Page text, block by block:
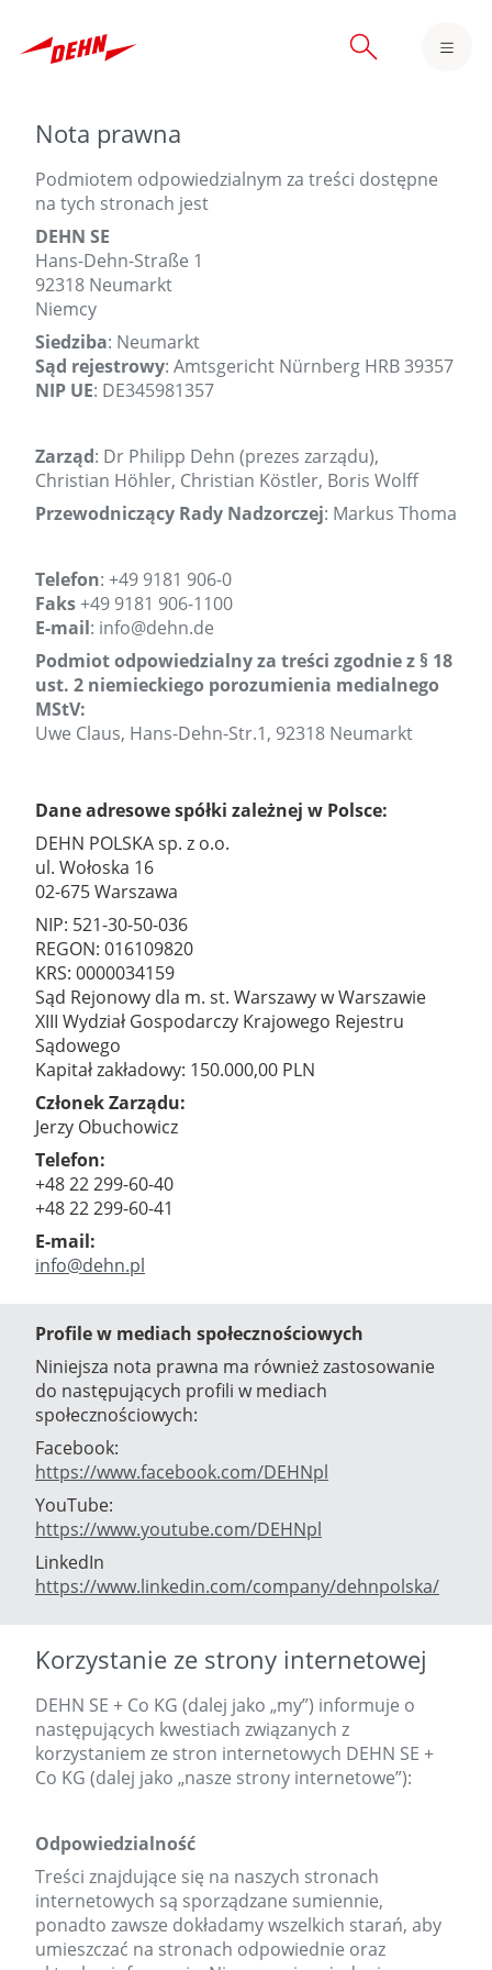
main
Nota prawna
Podmiotem odpowiedzialnym za treści dostępne
na tych stronach jest
DEHN SE
Hans-Dehn-Straße 1
92318 Neumarkt
Niemcy
Siedziba: Neumarkt
Sąd rejestrowy: Amtsgericht Nürnberg HRB 39357
NIP UE: DE345981357
Zarząd: Dr Philipp Dehn (prezes zarządu),
Christian Höhler, Christian Köstler, Boris Wolff
Przewodniczący Rady Nadzorczej: Markus Thoma
Telefon: +49 9181 906-0
Faks+49 9181 906-1100
E-mail: info@dehn.de
Podmiot odpowiedzialny za treści zgodnie z § 18
ust. 2 niemieckiego porozumienia medialnego
MStV:
Uwe Claus, Hans-Dehn-Str.1, 92318 Neumarkt
Dane adresowe spółki zależnej w Polsce:
DEHN POLSKA sp. z o.o.
ul. Wołoska 16
02-675 Warszawa
NIP: 521-30-50-036
REGON: 016109820
KRS: 0000034159
Sąd Rejonowy dla m. st. Warszawy w Warszawie
XIII Wydział Gospodarczy Krajowego Rejestru
Sądowego
Kapitał zakładowy: 150.000,00 PLN
Członek Zarządu:
Jerzy Obuchowicz
Telefon:
+48 22 299-60-40
+48 22 299-60-41
E-mail:
info@dehn.pl
Profile w mediach społecznościowych
Niniejsza nota prawna ma również zastosowanie
do następujących profili w mediach
społecznościowych:
Facebook:
https://www.facebook.com/DEHNpl
YouTube:
https://www.youtube.com/DEHNpl
LinkedIn
https://www.linkedin.com/company/dehnpolska/
Korzystanie ze strony internetowej
DEHN SE + Co KG (dalej jako „my”) informuje o
następujących kwestiach związanych z
korzystaniem ze stron internetowych DEHN SE +
Co KG (dalej jako „nasze strony internetowe”):
Odpowiedzialność
Treści znajdujące się na naszych stronach
internetowych są sporządzane sumiennie,
ponadto zawsze dokładamy wszelkich starań, aby
umieszczać na stronach odpowiednie oraz